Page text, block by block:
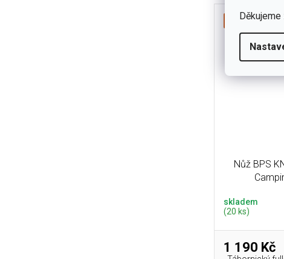
top letní
Nůž BPS
skladem
(20 ks)
1 190 Kč